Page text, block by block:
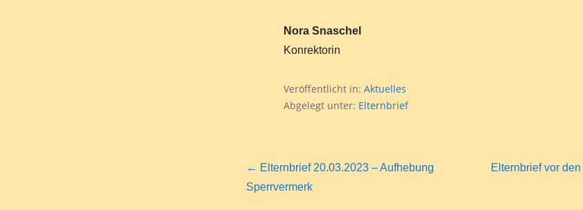
Nora Snaschel
Konrektorin
Veröffentlicht in: Aktuelles
Abgelegt unter: Elternbrief
← Elternbrief 20.03.2023 – Aufhebung
Sperrvermerk
Elternbrief vor